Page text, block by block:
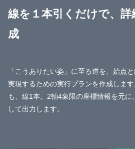
線を１本引くだけで、
成
「こうありたい姿」に至る道を、始点
実現するための実行プランを作成しま
も、線1本。2軸4象限の座標情報を元に
して出力します。